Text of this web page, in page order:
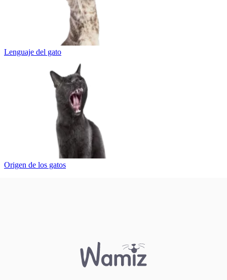
Lenguaje del gato
Origen de los gatos